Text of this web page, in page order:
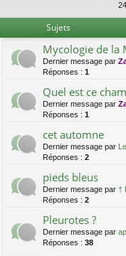
Sujets
Mycologie de la
Dernier message par
Réponses : 1
Quel est ce
Dernier message par
Réponses : 1
cet automne
Dernier message par
Réponses : 2
pieds bleus
Dernier message par †
Réponses : 2
Pleurotes ?
Dernier message par
Réponses : 38